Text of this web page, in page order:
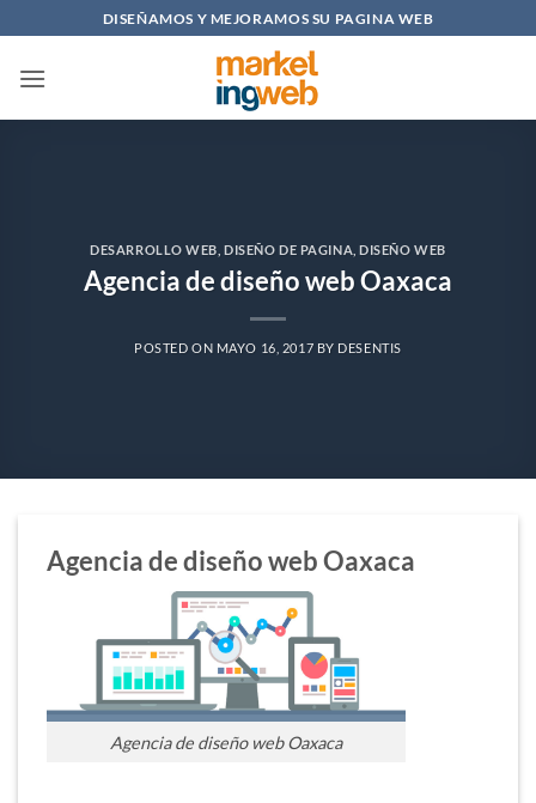
al
contenido
DISEÑAMOS Y MEJORAMOS SU PAGINA WEB
DESARROLLO WEB ,DISEÑO DE PAGINA ,DISEÑO WEB
Agencia de diseño web Oaxaca
POSTED ON MAYO 16, 2017 BY DESENTIS
Agencia de diseño web Oaxaca
Agencia de diseño web Oaxaca